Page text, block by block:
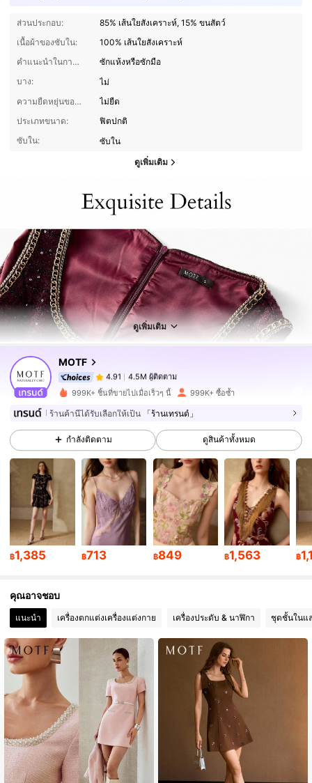
ส่วนประกอบ:
85% เส้นใยสังเคราะห์, 15% ขนสัตว์
เนื้อผ้าของซับใน:
100% เส้นใยสังเคราะห์
คำแนะนำในการดูแล:
ซักแห้งหรือซักมือ
บาง:
ไม่
ความยืดหยุ่นของผ้า:
ไม่ยืด
ประเภทขนาด:
ฟิตปกติ
ซับใน:
ซับใน
ดูเพิ่มเติม
ดูเพิ่มเติม
MOTF
4.91 4.5M ผู้ติดตาม
4.91 4.5M ผู้ติดตาม
s***mจ่าย1 วันที่ผ่านมา
4.91 4.5M ผู้ติดตาม
4.91 4.5M ผู้ติดตาม
4.91 4.5M ผู้ติดตาม
4.91 4.5M ผู้ติดตาม
4.5M ผู้ติดตาม
4.91 4.5M ผู้ติดตาม
4.91 4.5M ผู้ติดตาม
999K+ ชิ้นที่ขายไปเมื่อเร็วๆ นี้ 999K+ ซื้อซ้ำ
ร้านค้านี้ได้รับเลือกให้เป็น 「ร้านเทรนด์」
กำลังติดตาม ดูสินค้าทั้งหมด
฿1,385 ฿713 ฿849 ฿1,563 ฿
คุณอาจชอบ
แนะนำ เครื่องตกแต่งเครื่องแต่งกาย เครื่องประดับ & นาฬิกา ชุดชั้นในแ